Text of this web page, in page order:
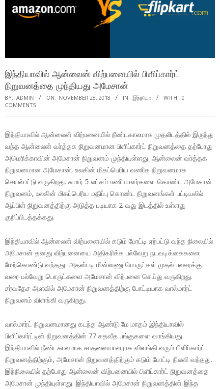
இந்தியாவில் ஆன்லைன் விற்பனையில் பிளிப்கார்ட்
நிறுவனத்தை முந்தியது அமேசான்
BY: ADMIN ON: NOVEMBER 28, 2018 IN: இந்தியா WITH: 0
COMMENTS
இந்தியாவில் ஆன்லைன் விற்பனையில் நீண்டகாலமாக முதலிடத்தில் இருந்து
வந்த ஆன்லைன் வர்த்தக நிறுவனமான பிளிப்கார்ட் நிறுவனத்தை தற்போது
அமெரிக்காவின் அமேசான் நிறுவனம் முந்தியுள்ளது. ஆன்லைன் வர்த்தக
நிறுவனமான அமேசான், உலகின் மிகப்பெரிய வணிக நிறுவனமாக
செயல்பட்டு வருகிறது. சுமார் 5 லட்சம் பணியாளர்களை கொண்ட அமேசான்
நிறுவனம், உலகின் மிகப்பெரிய மதிப்பு கொண்ட நிறுவனங்கள் பட்டியலில்
ஆப்பிள் நிறுவனத்திற்கு அடுத்த படியாக 2-வது இடத்தில் உள்ளது
குறிப்பிடத்தக்கது.
இந்தியாவில் ஆன்லைன் விற்பனையில் கடும் போட்டி ஏற்பட்டு வந்த நிலையில்
அமேசான் தனது விற்பனையை அதிகரிக்க பல்வேறு நடவடிக்கைகளை
மேற்கொண்டு வந்தது. அதன்படி மின்னணு பொருட்கள் முதல் பலசரக்கு
வரை பல்வேறு பொருட்களை அமேசான் விற்பனை செய்து வருகிறது.
சர்வதேச அளவில் அமேசான் நிறுவனத்திற்கு போட்டியாக வால்மார்ட்
நிறுவனம் விளங்கி வருகிறது.
வால்மார்ட் நிறுவனமானது கடந்த ஆண்டு மே மாதம் இந்தியாவில்
பிளிப்கார்ட்டின் நிறுவனத்தின் 77 சதவீத பங்குகளை வாங்கியது.
இந்தியாவில் நீண்டகாலமாக சாதனையாளராக விளங்கி வரும் பிளிப்கார்ட்
நிறுவனத்திற்கும், அமேசான் நிறுவனத்திற்கும் கடும் போட்டி நிலவி வந்தது.
இந்நிலையில் தற்போது ஆன்லைன் விற்பனையில் பிளிப்கார்ட் நிறுவனத்தை
அமேசான் முந்தியுள்ளது. இந்தியாவில் அமேசான் நிறுவனத்தின் இந்த